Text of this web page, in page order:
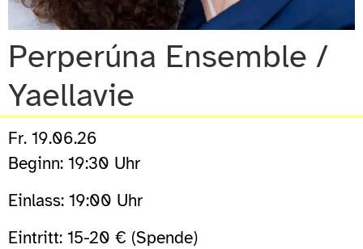
Perperúna Ensemble /
Yaellavie
Fr. 19.06.26
Beginn: 19:30 Uhr
Einlass: 19:00 Uhr
Eintritt: 15-20 € (Spende)